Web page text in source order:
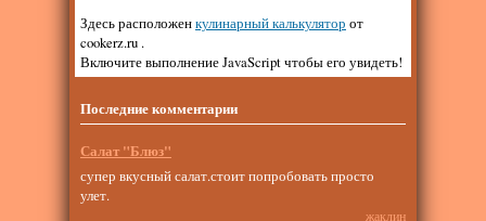
Здесь расположенкулинарный калькулятор от
cookerz.ru .
Включите выполнение JavaScript чтобы его увидеть!
Последние комментарии
Салат "Блюз"
супер вкусный салат.стоит попробовать просто
улет.
жаклин